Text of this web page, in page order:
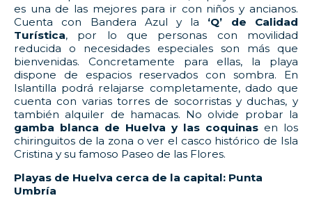
es una de las mejores para ir con niños y ancianos.
Cuenta con Bandera Azul y la ‘Q’ de Calidad
Turística, por lo que personas con movilidad
reducida o necesidades especiales son más que
bienvenidas. Concretamente para ellas, la playa
dispone de espacios reservados con sombra. En
Islantilla podrá relajarse completamente, dado que
cuenta con varias torres de socorristas y duchas, y
también alquiler de hamacas. No olvide probar la
gamba blanca de Huelva y las coquinasen los
chiringuitos de la zona o ver el casco histórico de Isla
Cristina y su famoso Paseo de las Flores.
Playas de Huelva cerca de la capital: Punta
Umbría